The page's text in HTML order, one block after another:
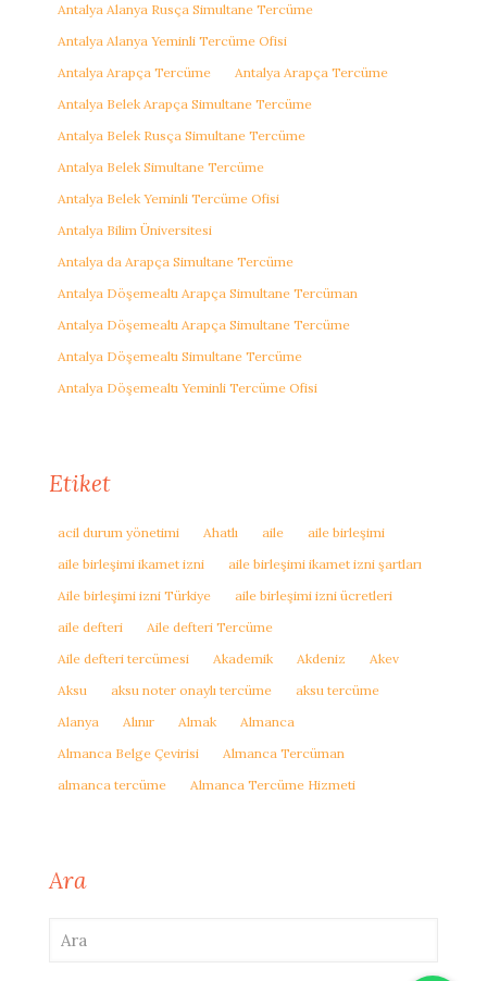
Antalya Alanya Rusça Simultane Tercüme
Antalya Alanya Yeminli Tercüme Ofisi
Antalya Arapça Tercüme
Antalya Arapça Tercüme
Antalya Belek Arapça Simultane Tercüme
Antalya Belek Rusça Simultane Tercüme
Antalya Belek Simultane Tercüme
Antalya Belek Yeminli Tercüme Ofisi
Antalya Bilim Üniversitesi
Antalya da Arapça Simultane Tercüme
Antalya Döşemealtı Arapça Simultane Tercüman
Antalya Döşemealtı Arapça Simultane Tercüme
Antalya Döşemealtı Simultane Tercüme
Antalya Döşemealtı Yeminli Tercüme Ofisi
Etiket
acil durum yönetimi Ahatlı aile
aile birleşimi
aile birleşimi ikamet izni
aile birleşimi ikamet izni şartları
Aile birleşimi izni Türkiye
aile birleşimi izni ücretleri
aile defteri
Aile defteri Tercüme
Aile defteri tercümesi
Akademik Akdeniz
Akev
Aksu
aksu noter onaylı tercüme
aksu tercüme
Alanya
Alınır Almak
Almanca
Almanca Belge Çevirisi
Almanca Tercüman
almanca tercüme
Almanca Tercüme Hizmeti
Ara